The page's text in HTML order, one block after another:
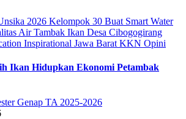
Inspirational Jawa Barat KKN Opini
Ikan Hidupkan Ekonomi Petambak
Genap TA 2025-2026